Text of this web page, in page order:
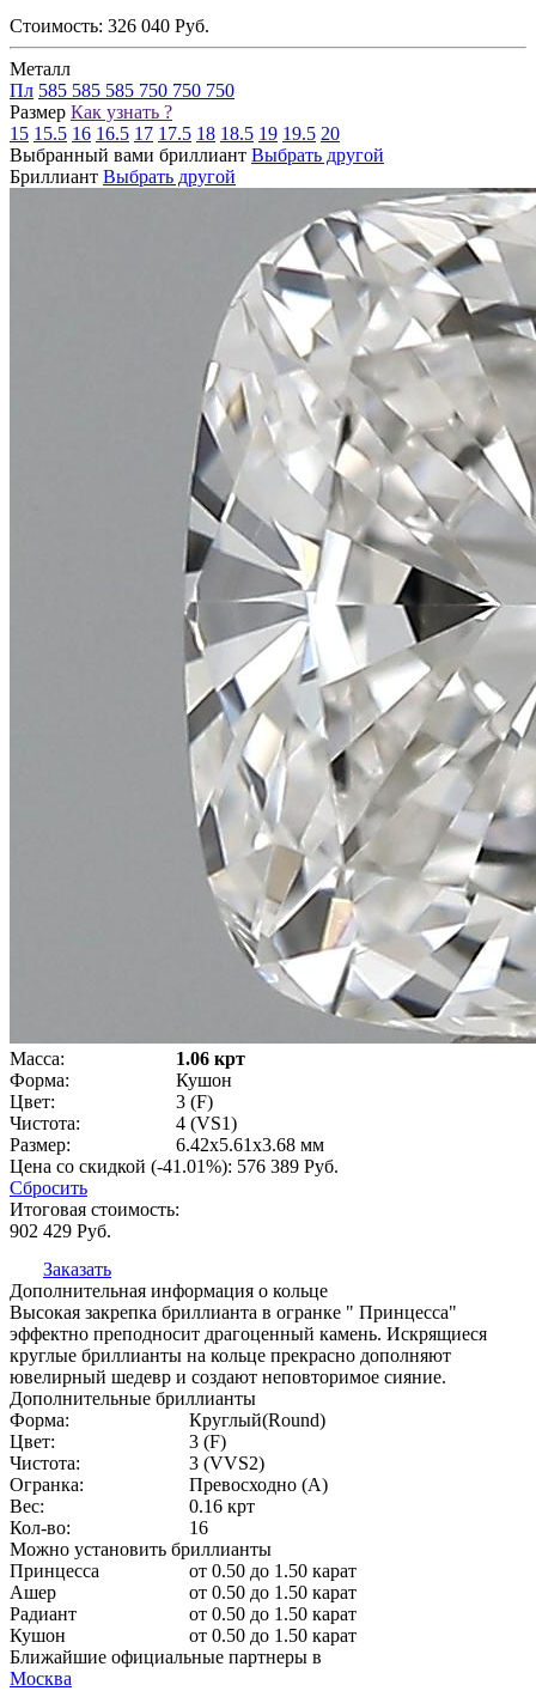
Стоимость: 326 040 Руб.
Металл
Пл 585 585 585 750 750 750
Размер Как узнать ?
15 15.5 16 16.5 17 17.5 18 18.5 19 19.5 20
Выбранный вами бриллиант Выбрать другой
Бриллиант Выбрать другой
Масса:
1.06 крт
Форма:
Кушон
Цвет:
3 (F)
Чистота:
4 (VS1)
Размер:
6.42x5.61x3.68 мм
Цена со скидкой (-41.01%): 576 389 Руб.
Сбросить
Итоговая стоимость:
902 429 Руб.
Заказать
Дополнительная информация о кольце
Высокая закрепка бриллианта в огранке " Принцесса"
эффектно преподносит драгоценный камень. Искрящиеся
круглые бриллианты на кольце прекрасно дополняют
ювелирный шедевр и создают неповторимое сияние.
Дополнительные бриллианты
Форма:
Круглый(Round)
Цвет:
3 (F)
Чистота:
3 (VVS2)
Огранка:
Превосходно (А)
Вес:
0.16 крт
Кол-во:
16
Можно установить бриллианты
Принцесса
от 0.50 до 1.50 карат
Ашер
от 0.50 до 1.50 карат
Радиант
от 0.50 до 1.50 карат
Кушон
от 0.50 до 1.50 карат
Ближайшие официальные партнеры в
Москва